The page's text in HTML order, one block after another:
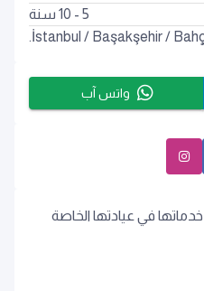
في عيادتها الخاصة
5 - 10 سنة
İstanbul / Başakşehir/
واتس آب